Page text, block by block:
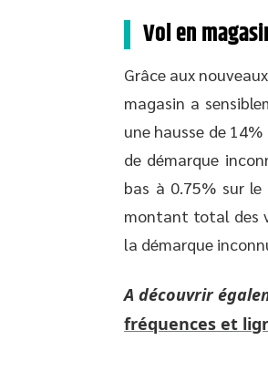
Vol en
Grâce aux
magasin a
une hausse de
de démarque
bas à 0.75% sur
montant total des
la démarque
A découvrir
fréquences et